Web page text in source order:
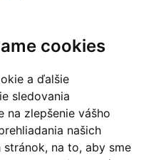
cookies
a ďalšie
sledovania
na zlepšenie vášho
našich
na to, aby sme
604 182